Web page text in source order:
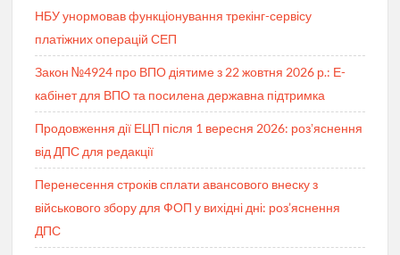
НБУ унормовав функціонування трекінг-сервісу
платіжних операцій СЕП
Закон №4924 про ВПО діятиме з 22 жовтня 2026 р.: Е-
кабінет для ВПО та посилена державна підтримка
Продовження дії ЕЦП після 1 вересня 2026: розʼяснення
від ДПС для редакції
Перенесення строків сплати авансового внеску з
військового збору для ФОП у вихідні дні: роз’яснення
ДПС